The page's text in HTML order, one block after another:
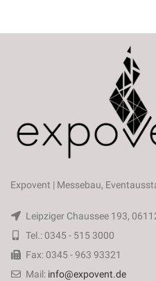
Expovent | Messebau,
Leipziger Chaussee 193,
Tel.: 0345 - 515 3000
Fax: 0345 - 963 93321
Mail: info@expovent.de